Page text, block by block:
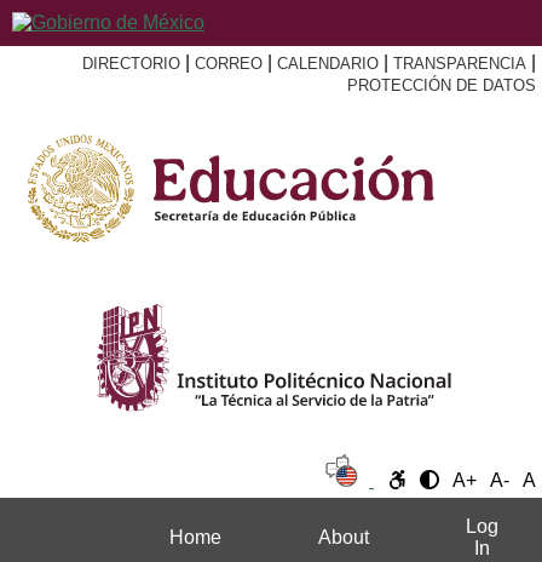
DIRECTORIO CORREO CALENDARIO TRANSPARENCIA
PROTECCIÓN DE DATOS
A+ A- A
Home About
Log
In